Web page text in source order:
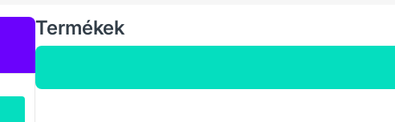
Termékek